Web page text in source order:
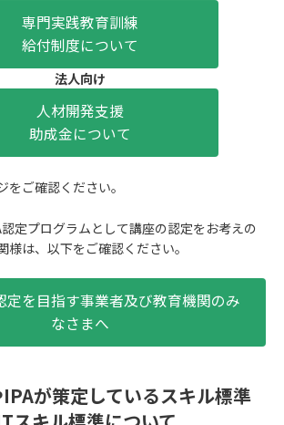
専門実践教育訓練
給付制度について
法人向け
人材開発支援
助成金について
ご確認ください。
定プログラムとして講座の認定をお考えの
様は、以下をご確認ください。
定を目指す事業者及び教育機関のみ
なさまへ
が策定しているスキル標準